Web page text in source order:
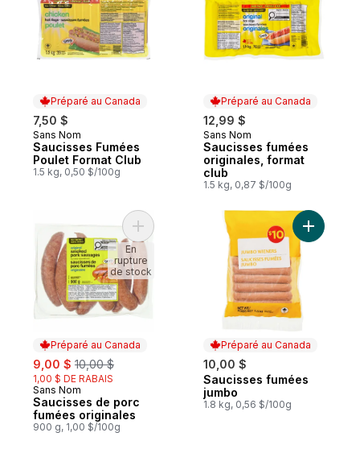
Préparé au Canada
7,50 $
Préparé au Canada
Sans Nom
Saucisses Fumées
Poulet Format Club
1.5 kg, 0,50 $/100g
Préparé au Canada
12,99 $
Préparé au Canada
Sans Nom
Saucisses fumées
originales, format
club
1.5 kg, 0,87 $/100g
Préparé au Canada
sale:
9,00 $ , formerly:
10,00 $
1,00 $ DE RABAIS
Préparé au Canada
Sans Nom
Saucisses de porc
fumées originales
900 g, 1,00 $/100g
Ajouter Saucisses de porc fumées
En
rupture
de stock
Préparé au Canada
10,00 $
Préparé au Canada
Saucisses fumées
jumbo
1.8 kg, 0,56 $/100g
Ajouter